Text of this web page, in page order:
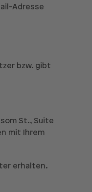
Adresse
bzw. gibt
St., Suite
mit Ihrem
erhalten.